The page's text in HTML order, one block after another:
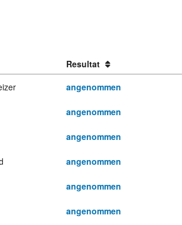
Resultat
angenommen
angenommen
angenommen
angenommen
angenommen
angenommen